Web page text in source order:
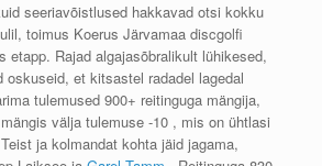
seeriavõistlused hakkavad otsi kokku
toimus Koerus Järvamaa discgolfi
etapp. Rajad algajasõbralikult lühikesed,
oskuseid, et kitsastel radadel lagedal
tulemused 900+ reitinguga mängija,
välja tulemuse -10 , mis on ühtlasi
ja kolmandat kohta jäid jagama,